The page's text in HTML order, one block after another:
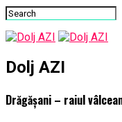
Dolj AZI
Drăgășani – raiul